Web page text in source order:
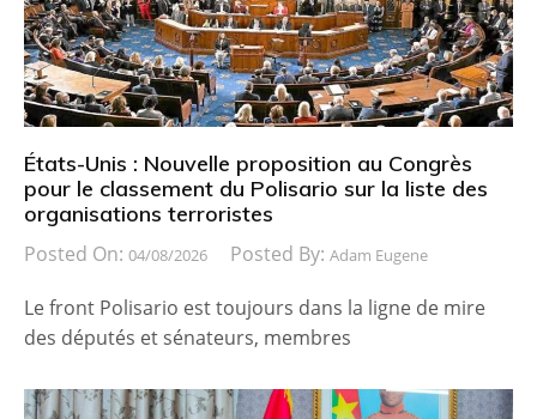
États-Unis : Nouvelle proposition au Congrès
pour le classement du Polisario sur la liste des
organisations terroristes
Posted On: 04/08/2026 Posted By: Adam Eugene
Le front Polisario est toujours dans la ligne de mire
des députés et sénateurs, membres